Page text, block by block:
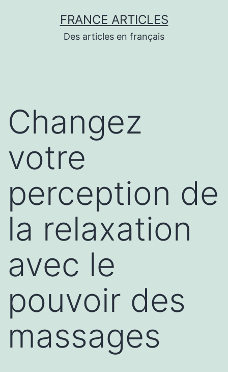
FRANCE ARTICLES
Des articles en français
Changez
votre
perception de
la relaxation
avec le
pouvoir des
massages